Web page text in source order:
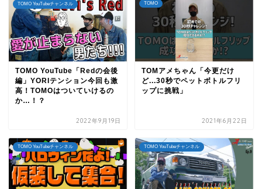
TOMO YouTubeチャンネル
TOMO YouTube「Redの会後
編」YORIテンション今回も激
高！TOMOはついていけるの
か…！？
2022年9月19日
TOMO
TOMアメちゃん「今更だけ
ど...30秒でペットボトルフリ
ップに挑戦」
2021年6月22日
TOMO YouTubeチャンネル TOMO YouTubeチャンネル